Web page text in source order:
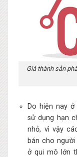
Giá thành sản
Do hiện nay
sử dụng hạn
nhỏ, vì vậy
bán cho
ở qui mô lớn